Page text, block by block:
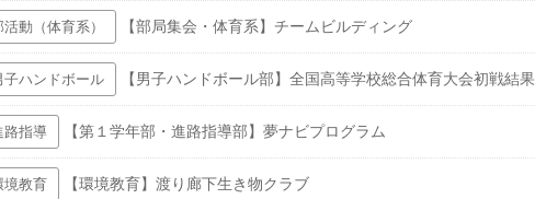
活動（体育系） 【部局集会・体育系】チームビルディング
子ハンドボール 【男子ハンドボール部】全国高等学校総合体育大会初戦結果
路指導 【第１学年部・進路指導部】夢ナビプログラム
境教育 【環境教育】渡り廊下生き物クラブ